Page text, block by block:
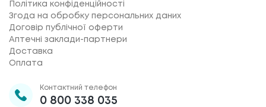
Політика конфіденційності
Згода на обробку персональних даних
Договір публічної оферти
Аптечні заклади-партнери
Доставка
Оплата
Контактний телефон
0 800 338 035